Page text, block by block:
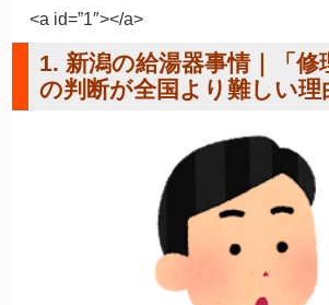
<a id=”1″></a>
1. 新潟の給湯器事情｜「修
の判断が全国より難しい理